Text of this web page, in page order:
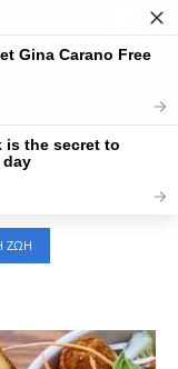
ΖΩΗ